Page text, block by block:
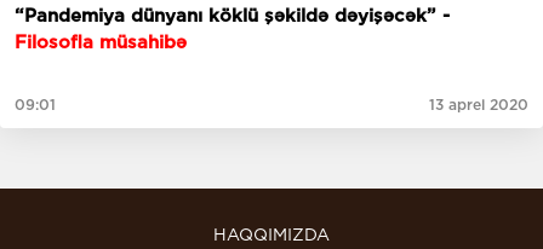
“Pandemiya dünyanı köklü şəkildə dəyişəcək” -
Filosofla müsahibə
09:01 13 aprel 2020
HAQQIMIZDA